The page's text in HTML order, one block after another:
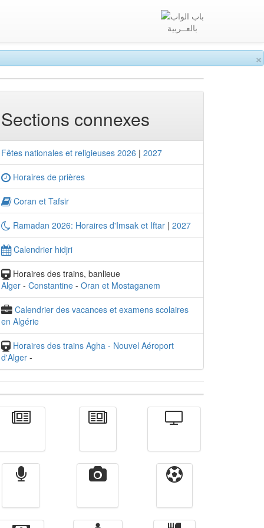
×
بالعــربية
Sections connexes
Fêtes nationales et religieuses 2026 | 2027
Horaires de prières
Coran et Tafsir
Ramadan 2026: Horaires d'Imsak et Iftar | 2027
Calendrier hidjri
Horaires des trains, banlieue
Alger - Constantine - Oran et Mostaganem
Calendrier des vacances et examens scolaires
en Algérie
Horaires des trains Agha - Nouvel Aéroport
d'Alger -